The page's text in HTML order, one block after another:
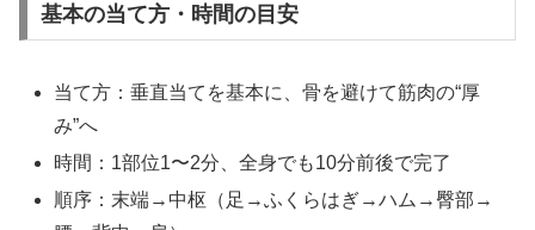
基本の当て方・時間の目安
当て方：垂直当てを基本に、骨を避けて筋肉の“厚
み”へ
時間：1部位1〜2分、全身でも10分前後で完了
順序：末端→中枢（足→ふくらはぎ→ハム→臀部→